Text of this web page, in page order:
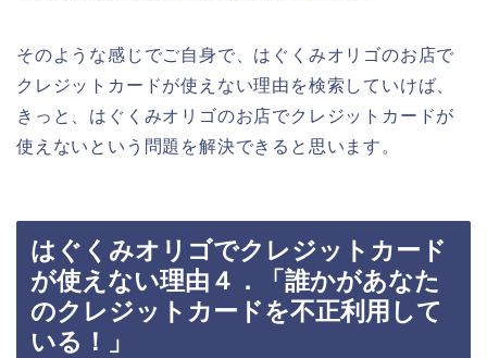
そのような感じでご自身で、はぐくみオリゴのお店で
クレジットカードが使えない理由を検索していけば、
きっと、はぐくみオリゴのお店でクレジットカードが
使えないという問題を解決できると思います。
はぐくみオリゴでクレジットカード
が使えない理由４．「誰かがあなた
のクレジットカードを不正利用して
いる！」